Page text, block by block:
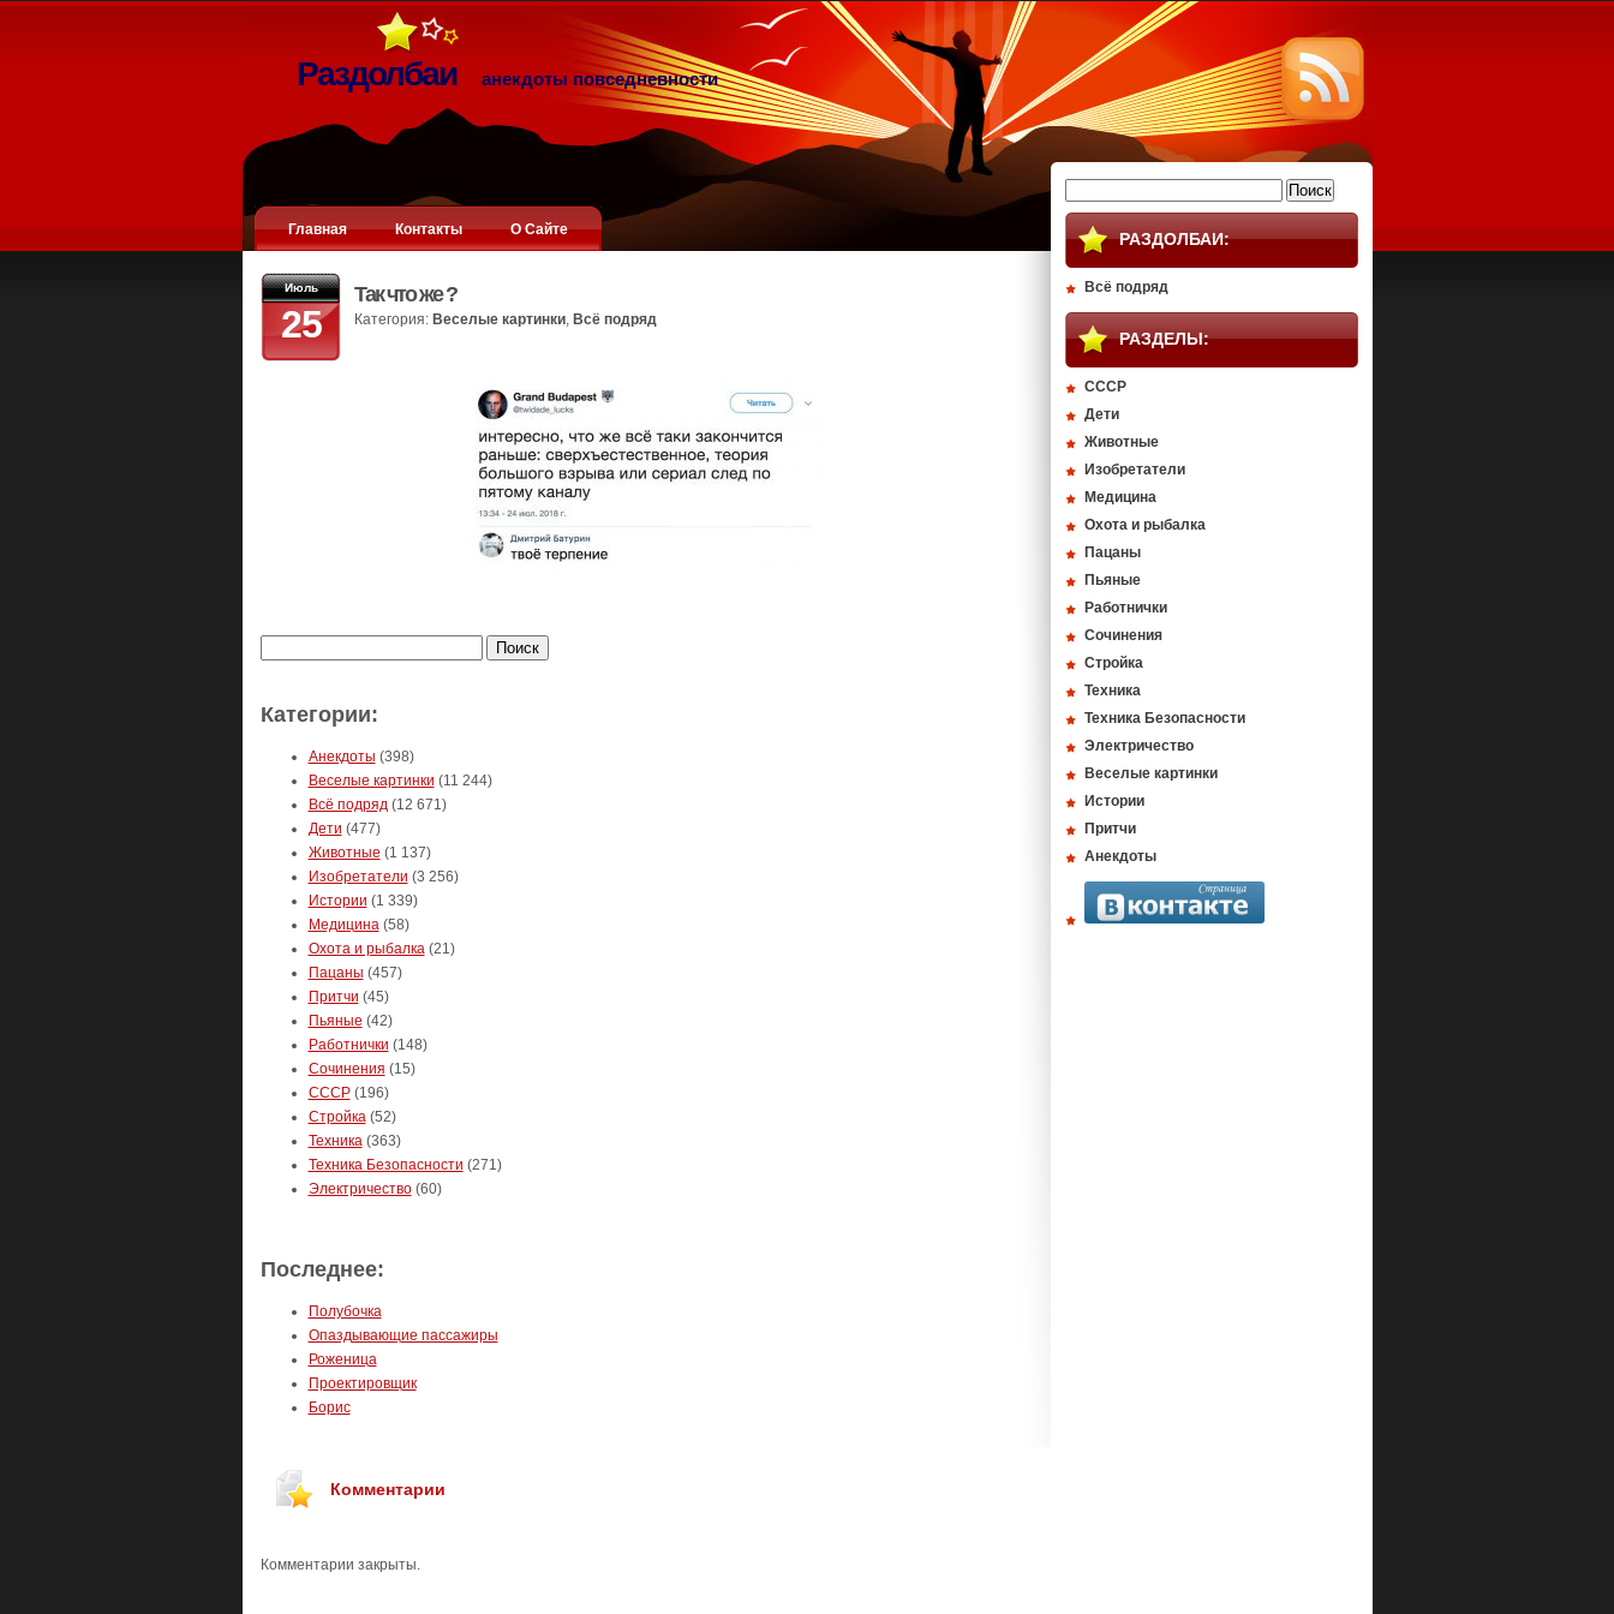
Раздолбаи анекдоты повседневности
Главная Контакты О Сайте
Июль
25
Так что же ?
Категория: Веселые картинки, Всё подряд
Категории:
Анекдоты (398)
Веселые картинки (11 244)
Всё подряд(12 671)
Дети (477)
Животные (1 137)
Изобретатели (3 256)
Истории (1 339)
Медицина(58)
Охота и рыбалка(21)
Пацаны (457)
Притчи (45)
Пьяные (42)
Работнички (148)
Сочинения (15)
СССР(196)
Стройка(52)
Техника(363)
Техника Безопасности (271)
Электричество(60)
Последнее:
Полубочка
Опаздывающие пассажиры
Роженица
Проектировщик
Борис
Комментарии
Комментарии закрыты.
РАЗДОЛБАИ:
Всё подряд
РАЗДЕЛЫ:
СССР
Дети
Животные
Изобретатели
Медицина
Охота и рыбалка
Пацаны
Пьяные
Работнички
Сочинения
Стройка
Техника
Техника Безопасности
Электричество
Веселые картинки
Истории
Притчи
Анекдоты